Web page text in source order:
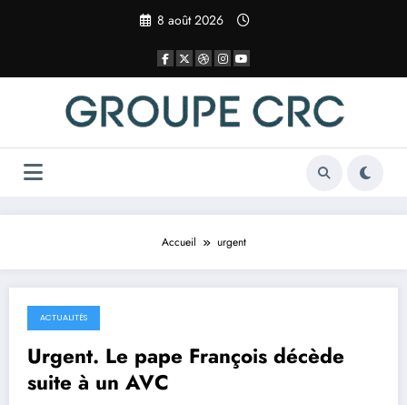
8 août 2026
Accueil urgent
22 avril 2025
ACTUALITÉS
Urgent. Le pape François décède
suite à un AVC